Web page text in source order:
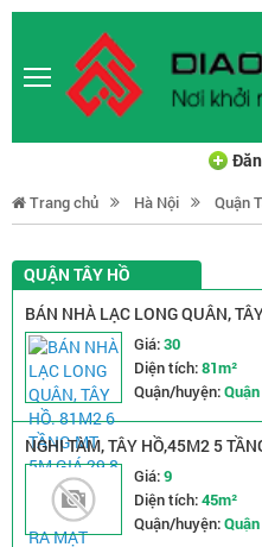
Trang chủ Hà Nội Quận
QUẬN TÂY HỒ
BÁN NHÀ LẠC LONG QUÂN,
29,8 TỶ- OTO TRÁNH -10 RA
Giá:30
Diện tích:81m²
Quận/huyện:
NGHI TÀM, TÂY HỒ,45M2 5
NHÀ ĐẸP Ở NGAY - NGÕ
THƯỢNG LƯU - Ô CHỜ THANG
Giá:9
Diện tích:45m²
Quận/huyện: